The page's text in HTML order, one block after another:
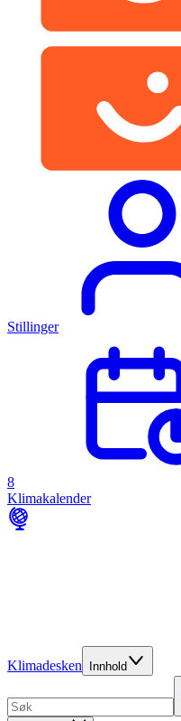
Stillinger
8
Klimakalender
Klimadesken Innhold